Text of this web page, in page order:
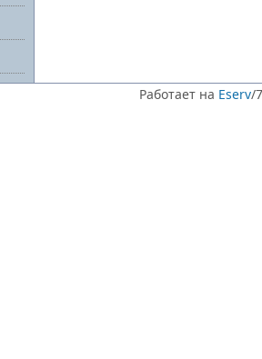
Работает на Eserv/